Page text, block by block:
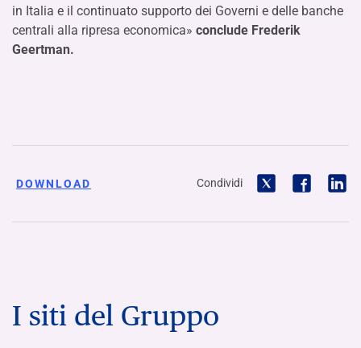
in Italia e il continuato supporto dei Governi e delle banche
centrali alla ripresa economica» conclude Frederik
Geertman.
DOWNLOAD Condividi
I siti del Gruppo